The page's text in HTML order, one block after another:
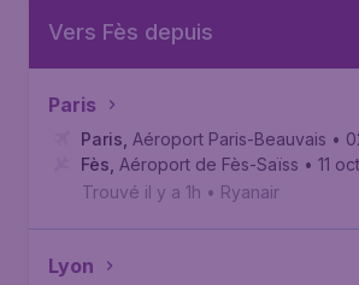
Vers Fès depuis
Paris
Paris Aéroport Paris-Beauvais •
Fès Aéroport de Fès-Saïss • 11
Trouvé il y a 1h • Ryanair
Lyon